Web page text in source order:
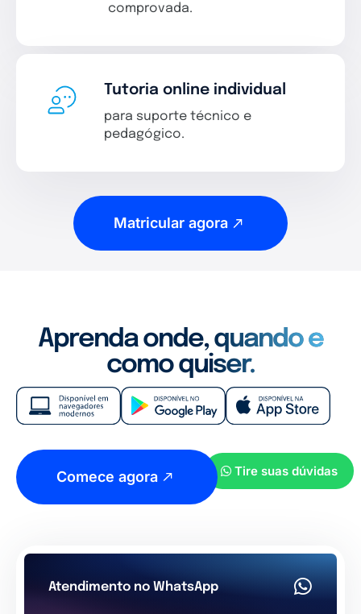
comprovada.
Tutoria online individual
para suporte técnico e
pedagógico.
Matricular agora
Aprenda onde, quando e
como quiser.
Comece agora Tire suas dúvidas
Atendimento no WhatsApp